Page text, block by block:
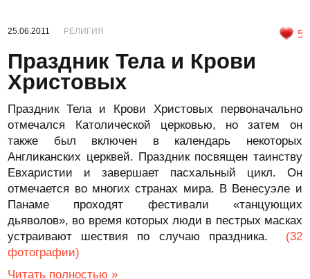
25.06.2011 РЕЛИГИЯ 5
Праздник Тела и Крови
Христовых
Праздник Тела и Крови Христовых первоначально
отмечался Католической церковью, но затем он
также был включен в календарь некоторых
Англиканских церквей. Праздник посвящен таинству
Евхаристии и завершает пасхальный цикл. Он
отмечается во многих странах мира. В Венесуэле и
Панаме проходят фестивали «танцующих
дьяволов», во время которых люди в пестрых масках
устраивают шествия по случаю праздника. (32
фотографии)
Читать полностью »